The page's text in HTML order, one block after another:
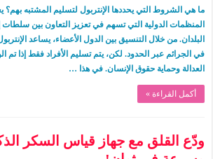
ما هي الشروط التي يحددها الإنتربول لتسليم المشتبه بهم؟
المنظمات الدولية التي تسهم في تعزيز التعاون بين سلطات
البلدان. من خلال التنسيق بين الدول الأعضاء، يساعد
في الجرائم عبر الحدود. لكن، يتم تسليم الأفراد فقط إذا
العدالة وحماية حقوق الإنسان. في هذا …
أكمل القراءة »
ودّع القلق مع جهاز قياس السكر